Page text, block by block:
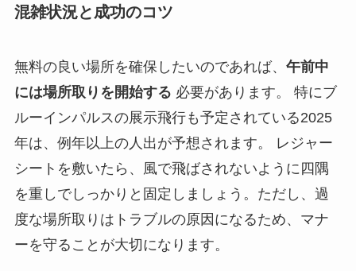
混雑状況と成功のコツ
無料の良い場所を確保したいのであれば、 午前中
には場所取りを開始する 必要があります。 特にブ
ルーインパルスの展示飛行も予定されている2025
年は、例年以上の人出が予想されます。 レジャー
シートを敷いたら、風で飛ばされないように四隅
を重しでしっかりと固定しましょう。ただし、過
度な場所取りはトラブルの原因になるため、マナ
ーを守ることが大切になります。